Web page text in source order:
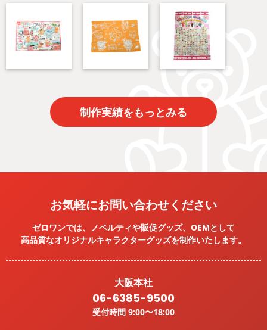
制作実績をもっとみる
お気軽にお問い合わせください
ゼロワンでは、ノベルティや販促グッズ、OEMとして
高品質なオリジナルキャラクターグッズを制作いたします。
大阪本社
06-6385-9500
受付時間 9:00〜18:00